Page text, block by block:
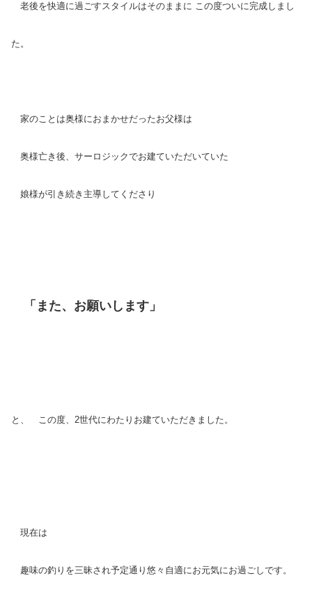
老後を快適に過ごすスタイルはそのままに この度ついに完成しまし
た。
家のことは奥様におまかせだったお父様は
奥様亡き後、サーロジックでお建ていただいていた
娘様が引き続き主導してくださり
「また、お願いします」
と、 この度、2世代にわたりお建ていただきました。
現在は
趣味の釣りを三昧され予定通り悠々自適にお元気にお過ごしです。